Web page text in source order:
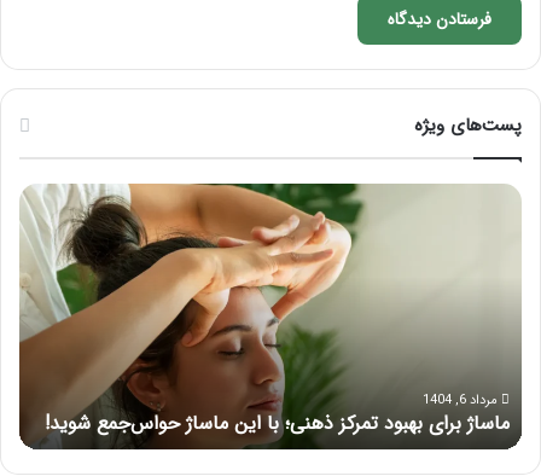
پست‌های ویژه
ماساژ
حواس‌جمع
شوید!
مرداد 6, 1404
ماساژ برای بهبود تمرکز ذهنی؛ با این ماساژ حواس‌جمع شوید!
لب
بعد
از